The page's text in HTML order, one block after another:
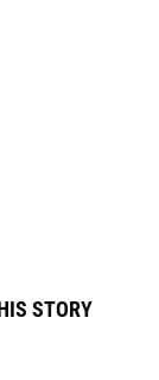
STORY